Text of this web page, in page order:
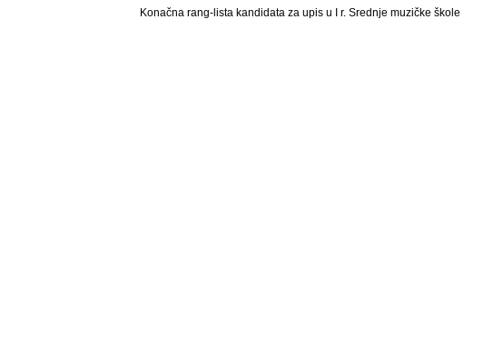
Konačna rang-lista kandidata za upis u I r. Srednje muzičke škole